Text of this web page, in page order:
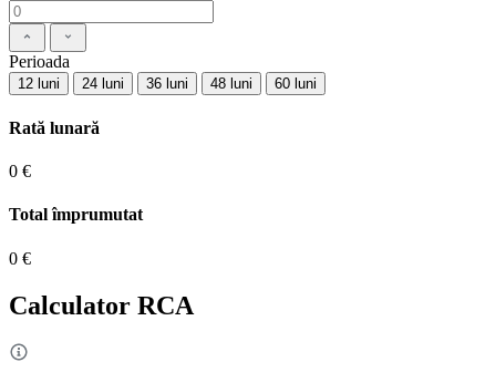
Perioada
12 luni 24 luni 36 luni 48 luni 60 luni
Rată lunară
0 €
Total împrumutat
0 €
Calculator RCA